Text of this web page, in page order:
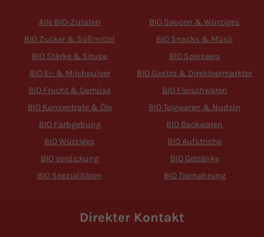
Alle BIO-Zutaten
BIO Zucker & Süßmittel
BIO Stärke & Sirupe
BIO Ei- & Milchpulver
BIO Frucht & Gemüse
BIO Konzentrate & Öle
BIO Farbgebung
BIO Würziges
BIO Verdickung
BIO Spezialitäten
BIO Saucen & Würziges
BIO Snacks & Müsli
BIO Speiseeis
BIO Gastro & Direktvermarkter
BIO Fleischwaren
BIO Teigwaren & Nudeln
BIO Backwaren
BIO Aufstriche
BIO Getränke
BIO Tiernahrung
Direkter Kontakt